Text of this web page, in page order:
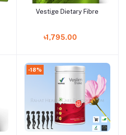
Add to cart
Vestige Dietary Fibre
৳1,795.00
-18%